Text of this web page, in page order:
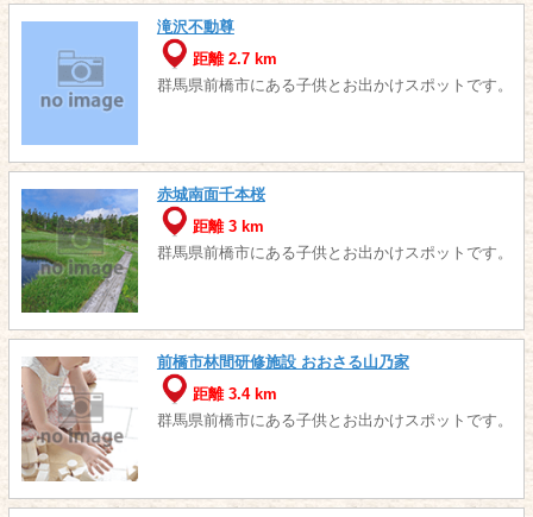
滝沢不動尊
距離 2.7 km
群馬県前橋市にある子供とお出かけスポットです。
赤城南面千本桜
距離 3 km
群馬県前橋市にある子供とお出かけスポットです。
前橋市林間研修施設 おおさる山乃家
距離 3.4 km
群馬県前橋市にある子供とお出かけスポットです。